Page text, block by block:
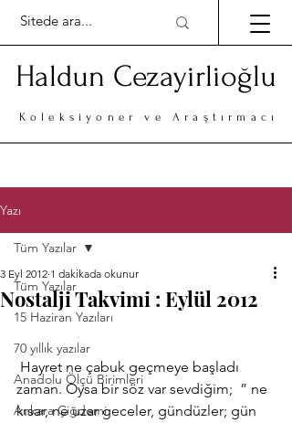
Haldun Cezayirlioğlu
Koleksiyoner ve Araştırmacı
Yazı
Tüm Yazılar
15 Haziran Yazıları
70 yıllık yazılar
Anadolu Ölçü Birimleri
Ankara Çiğdemi
Tüm Yazılar
Nostalji Takvimi : Eylül 2012
3 Eyl 2012 1 dakikada okunur
zaman. Oysa bir söz var sevdiğim;  ” ne
kısar, ne uzar geceler, gündüzler; gün